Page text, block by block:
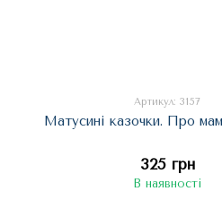
Артикул: 3157
Матусині казочки. Про
325 грн
В наявності